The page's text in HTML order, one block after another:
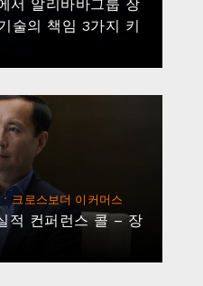
서 알리바바그룹 장
술의 책임 3가지 키
· 크로스보더 이커머스
적 컨퍼런스 콜 – 장